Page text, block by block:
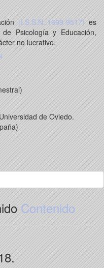
(I.S.S.N.:1699-9517)es
Psicología y Educación,
no lucrativo.
de Oviedo.
Contenido